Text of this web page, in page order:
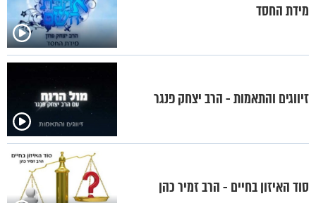
מידת החסד
זיווגים והתאמות - הרב יצחק פנגר
סוד האיזון בחיים - הרב זמיר כהן